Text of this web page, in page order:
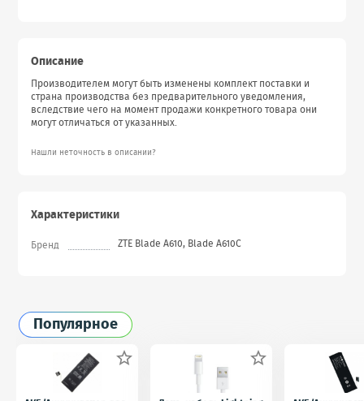
Описание
Производителем могут быть изменены комплект поставки и
страна производства без предварительного уведомления,
вследствие чего на момент продажи конкретного товара они
могут отличаться от указанных.
Нашли неточность в описании?
Характеристики
Бренд ZTE Blade A610, Blade A610C
Популярное
 